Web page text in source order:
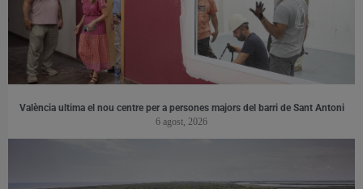
València ultima el nou centre per a persones majors del barri de Sant Antoni
6 agost, 2026